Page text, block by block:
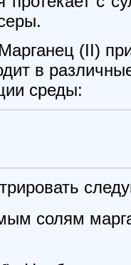
Марганец (II)
в
среды:
солям